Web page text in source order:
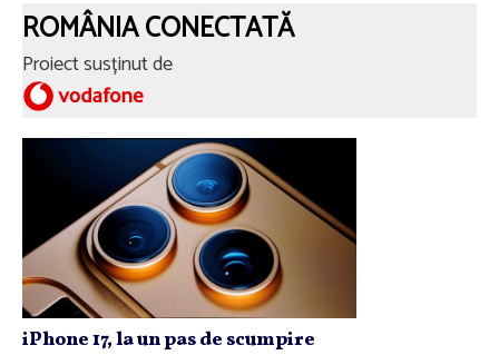
ROMÂNIA CONECTATĂ
Proiect susținut de
iPhone 17, la un pas de scumpire